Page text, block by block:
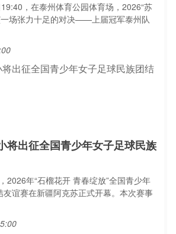
，在泰州体育公园体育场，2026“苏
一场张力十足的对决——上届冠军泰州队
将出征全国青少年女子足球民族
2026年“石榴花开 青春绽放”全国青少年
友谊赛在新疆阿克苏正式开幕。本次赛事